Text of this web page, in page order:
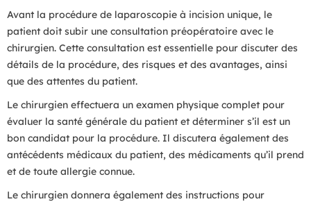
Avant la procédure de laparoscopie à incision unique, le
patient doit subir une consultation préopératoire avec le
chirurgien. Cette consultation est essentielle pour discuter des
détails de la procédure, des risques et des avantages, ainsi
que des attentes du patient.
Le chirurgien effectuera un examen physique complet pour
évaluer la santé générale du patient et déterminer s’il est un
bon candidat pour la procédure. Il discutera également des
antécédents médicaux du patient, des médicaments qu’il prend
et de toute allergie connue.
Le chirurgien donnera également des instructions pour